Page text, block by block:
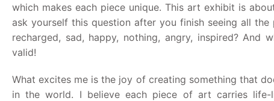
which makes each piece unique. This art exhibit is
ask yourself this question after you finish seeing all the
recharged, sad, happy, nothing, angry, inspired? And
valid!
What excites me is the joy of creating something that
in the world. I believe each piece of art carries